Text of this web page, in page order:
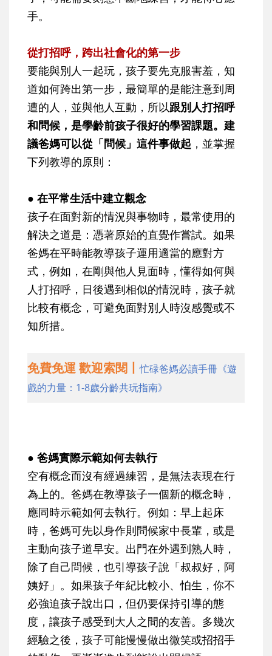
手。
從打招呼，跨出社會化的第一步
要能與別人一起玩，孩子要先克服害羞，知
道如何跨出第一步，最簡單的是能注意到周
遭的人，並與他人互動，所以跟別人打招呼
和問候，是學齡前孩子很好的學習課題。建
議爸媽可以從「問候」這件事做起 ，並掌握
下列教導的原則：
● 在平常生活中建立觀念
孩子在面對新的情況與事物時，最常使用的
解決之道是：憑著原始的直覺作嘗試。如果
爸媽在平時能教導孩子運用適當的應對方
式，例如，在剛與他人見面時，懂得如何與
人打招呼，日後遇到相似的情況時，孩子就
比較有概念，可避免面對別人時沒感覺或不
知所措。
免費免運 歡迎索閱丨忙碌爸媽必讀手冊《遊
戲的力量：1-8歲分齡共玩指南》
● 爸媽實際示範如何去執行
空有概念而沒有經過練習，是無法表現在行
為上的。爸媽在教導孩子一個新的概念時，
應同時示範如何去執行。例如：早上起床
時，爸媽可先以身作則問候家中長輩，或是
主動向孩子道早安。出門在外遇到熟人時，
除了自己問候，也引導孩子說「叔叔好，阿
姨好」。如果孩子年紀比較小、怕生，你不
必強迫孩子說出口，但仍要保持引導的態
度，讓孩子感受到大人之間的友善。多幾次
經驗之後，孩子可能慢慢做出微笑或招招手